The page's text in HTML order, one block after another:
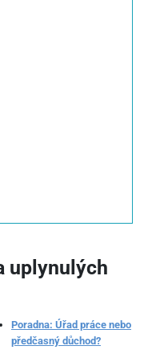
uplynulých
Poradna: Úřad práce nebo
předčasný důchod?